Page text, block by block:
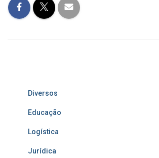
Diversos
Educação
Logística
Jurídica